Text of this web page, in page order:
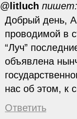
@ litluch пишет:
Добрый день,
проводимой в
“Луч”
объявлена
нас об этом, к
Ответить